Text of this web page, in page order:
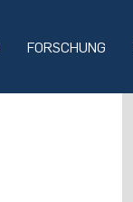
FORSCHUNG